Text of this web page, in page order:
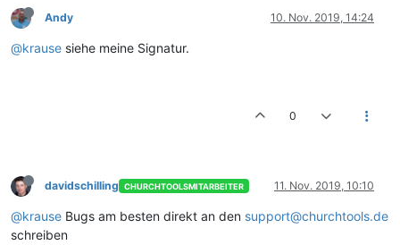
Andy 10. Nov. 2019, 14:24
@krause siehe meine Signatur.
0
davidschilling CHURCHTOOLSMITARBEITER 11. Nov. 2019, 10:10
@krause Bugs am besten direkt an den support@churchtools.de
schreiben